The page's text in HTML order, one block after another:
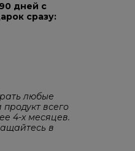
дней с
сразу:
любые
всего
4-х месяцев.
в